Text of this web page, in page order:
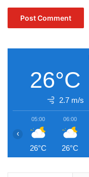
26°C
2.7 m/s
05:00
26°C
06:00
26°C
‹